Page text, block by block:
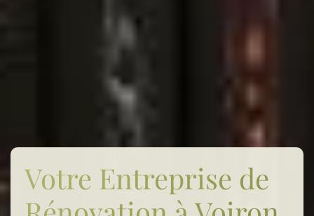
Votre Entreprise de